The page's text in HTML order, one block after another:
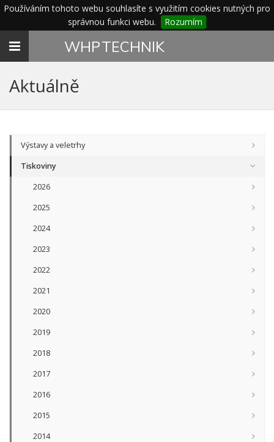
Používáním tohoto webu souhlasíte s využitím cookies nutných pro
správnou funkci webu.
Rozumím
Toggle
WHPTECHNIK
Aktuálně
Výstavy a veletrhy
Tiskoviny
2026
2025
2024
2023
2022
2021
2020
2019
2018
2017
2016
2015
2014